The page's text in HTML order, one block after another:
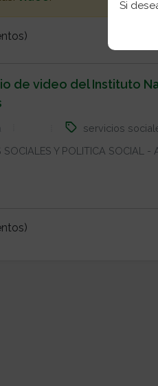
Si
de video del Instituto
servicios
SOCIALES Y POLITICA SOCIAL -